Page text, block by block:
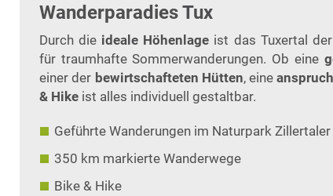
Wanderparadies Tux
Durch die ideale Höhenlage ist das Tuxertal der
für traumhafte Sommerwanderungen. Ob eine
einer der bewirtschafteten Hütten, eine
& Hike ist alles individuell gestaltbar.
Geführte Wanderungen im Naturpark
350 km markierte Wanderwege
Bike & Hike